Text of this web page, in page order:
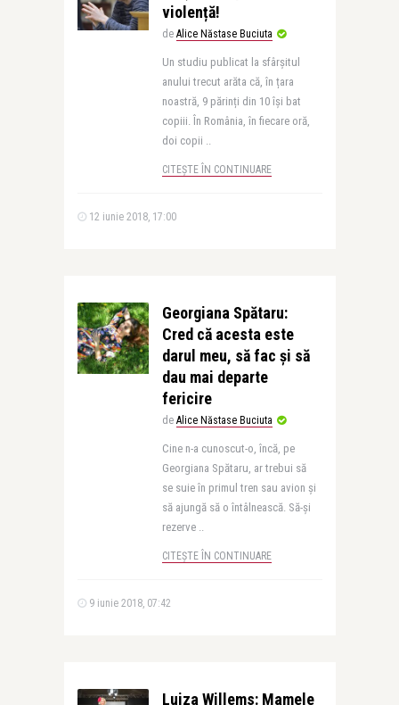
violență!
de Alice Năstase Buciuta
Un studiu publicat la sfârșitul
anului trecut arăta că, în țara
noastră, 9 părinți din 10 își bat
copiii. În România, în fiecare oră,
doi copii ..
CITEȘTE ÎN CONTINUARE
12 iunie 2018, 17:00
Georgiana Spătaru:
Cred că acesta este
darul meu, să fac și să
dau mai departe
fericire
de Alice Năstase Buciuta
Cine n-a cunoscut-o, încă, pe
Georgiana Spătaru, ar trebui să
se suie în primul tren sau avion și
să ajungă să o întâlnească. Să-și
rezerve ..
CITEȘTE ÎN CONTINUARE
9 iunie 2018, 07:42
Luiza Willems: Mamele